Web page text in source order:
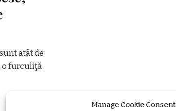
Manage Cookie Consent
atât de
o furculiţă